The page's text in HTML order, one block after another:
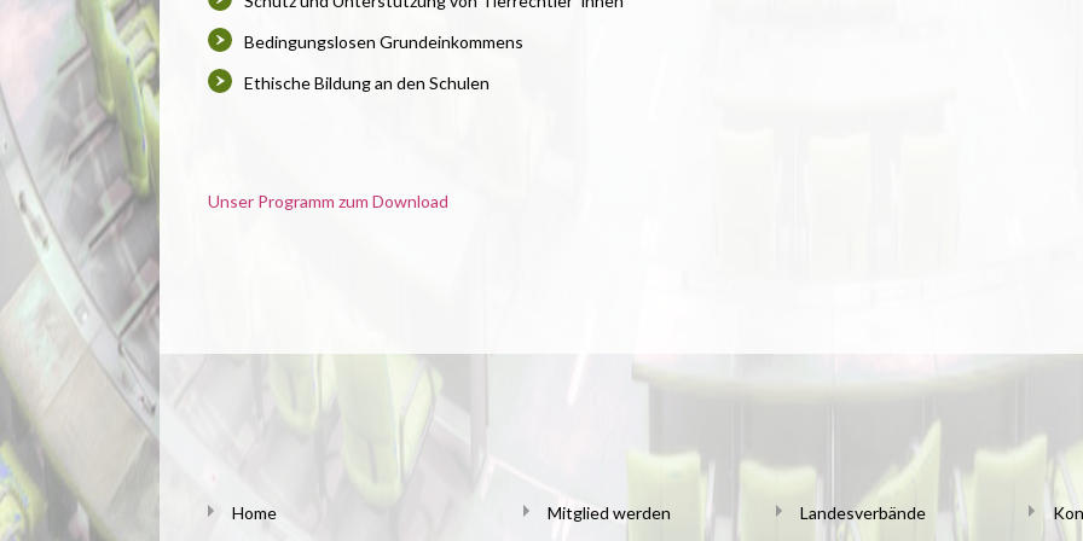
Bedingungslosen Grundeinkommens
Ethische Bildung an den Schulen
Unser Programm zum Download
Home Mitglied werden Landesverbände